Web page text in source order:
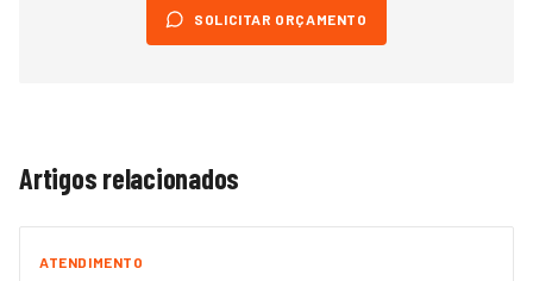
SOLICITAR ORÇAMENTO
Artigos relacionados
ATENDIMENTO